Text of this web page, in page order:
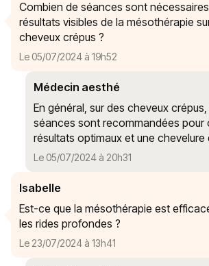
Combien de séances sont
résultats visibles de la mésothérapie
cheveux crépus ?
Le 05/07/2024 à 19h52
Médecin aesthé
En général, sur des cheveux
séances sont recommandées pour
résultats optimaux et une chevelure
Le 05/07/2024 à 20h31
Isabelle
Est-ce que la mésothérapie est
les rides profondes ?
Le 23/07/2024 à 13h41